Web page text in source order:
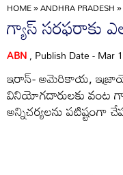
HOME»ANDHRA PRADESH»
గ్యాస్‌ సరఫరాకు
ABN, Publish Date - Mar
ఇరాన్‌- అమెరికాయ,
వినియోగదారులకు వంట
అన్నిచర్యలను పటిష్టంగా